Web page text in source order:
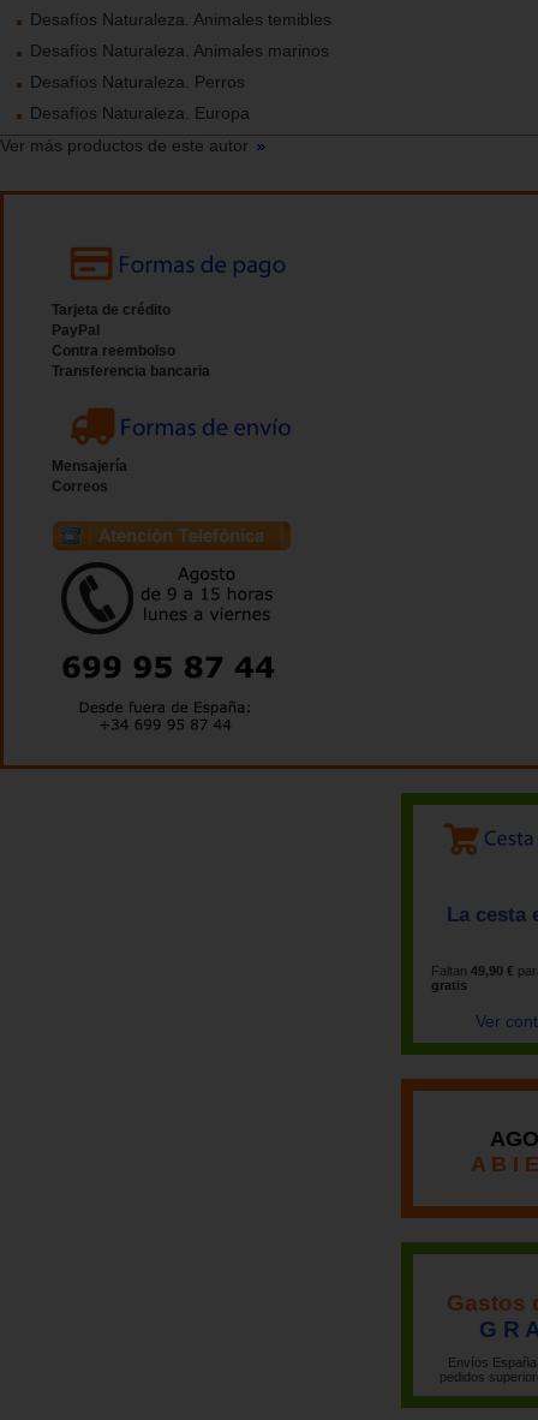
Desafíos Naturaleza. Animales temibles
Desafíos Naturaleza. Animales marinos
Desafíos Naturaleza. Perros
Desafíos Naturaleza. Europa
Ver más productos de este autor
Tarjeta de crédito
PayPal
Contra reembolso
Transferencia bancaria
Mensajería
Correos
La cesta
Faltan 49,90 €
gratis
Ver
A B I
Gastos
G R
Envíos
pedidos